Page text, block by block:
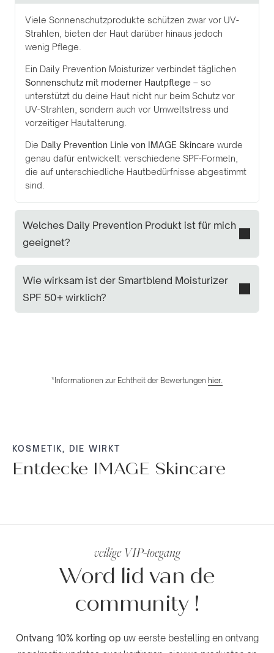
Viele Sonnenschutzprodukte schützen zwar vor UV-
Strahlen, bieten der Haut darüber hinaus jedoch
wenig Pflege.
Ein Daily Prevention Moisturizer verbindet täglichen
Sonnenschutz mit moderner Hautpflege – so
unterstützt du deine Haut nicht nur beim Schutz vor
UV-Strahlen, sondern auch vor Umweltstress und
vorzeitiger Hautalterung.
Die Daily Prevention Linie von IMAGE Skincare wurde
genau dafür entwickelt: verschiedene SPF-Formeln,
die auf unterschiedliche Hautbedürfnisse abgestimmt
sind.
Welches Daily Prevention Produkt ist für mich
geeignet?
Wie wirksam ist der Smartblend Moisturizer
SPF 50+ wirklich?
*Informationen zur Echtheit der Bewertungen hier.
KOSMETIK, DIE WIRKT
Entdecke IMAGE Skincare
NACHT
➜ SEREN
TAGES
ALLE
veilige VIP-toegang
Word lid van de
community!
Ontvang 10% korting op uw eerste bestelling en ontvang